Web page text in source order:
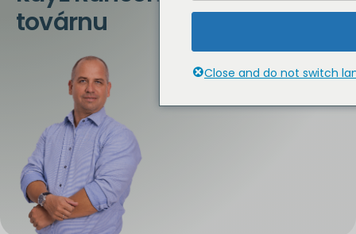
továrnu
Close and do not switch